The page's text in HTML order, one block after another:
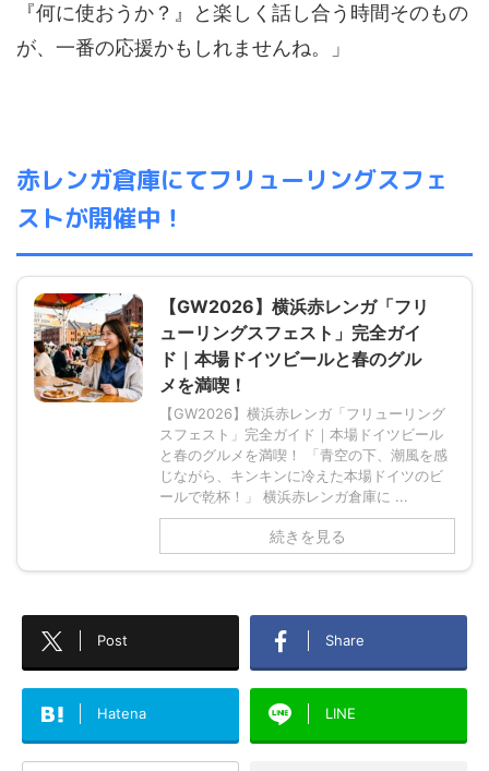
『何に使おうか？』と楽しく話し合う時間そのもの
が、一番の応援かもしれませんね。」
赤レンガ倉庫にてフリューリングスフェ
ストが開催中！
【GW2026】横浜赤レンガ「フリ
ューリングスフェスト」完全ガイ
ド｜本場ドイツビールと春のグル
メを満喫！
【GW2026】横浜赤レンガ「フリューリング
スフェスト」完全ガイド｜本場ドイツビール
と春のグルメを満喫！ 「青空の下、潮風を感
じながら、キンキンに冷えた本場ドイツのビ
ールで乾杯！」 横浜赤レンガ倉庫に ...
続きを見る
Post Share
Hatena LINE